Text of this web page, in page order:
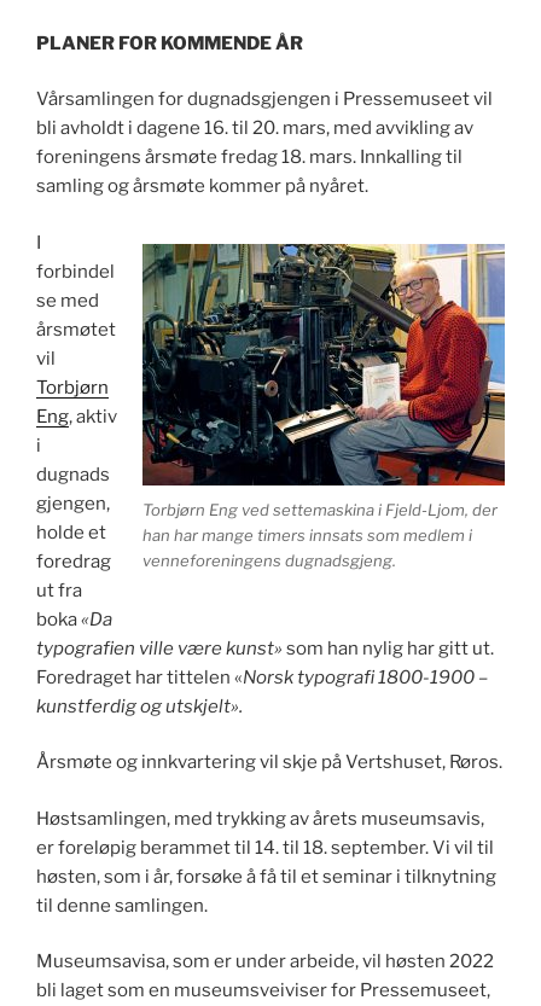
PLANER FOR KOMMENDE ÅR
Vårsamlingen for dugnadsgjengen i Pressemuseet vil
bli avholdt i dagene 16. til 20. mars, med avvikling av
foreningens årsmøte fredag 18. mars. Innkalling til
samling og årsmøte kommer på nyåret.
Torbjørn Eng ved settemaskina i Fjeld-Ljom, der
han har mange timers innsats som medlem i
venneforeningens dugnadsgjeng.
I
forbindel
se med
årsmøtet
vil
Torbjørn
Eng, aktiv
i
dugnads
gjengen,
holde et
foredrag
ut fra
boka«Da
typografien ville være kunst» som han nylig har gitt ut.
Foredraget har tittelen «Norsk typografi 1800-1900 –
kunstferdig og utskjelt».
Årsmøte og innkvartering vil skje på Vertshuset, Røros.
Høstsamlingen, med trykking av årets museumsavis,
er foreløpig berammet til 14. til 18. september. Vi vil til
høsten, som i år, forsøke å få til et seminar i tilknytning
til denne samlingen.
Museumsavisa, som er under arbeide, vil høsten 2022
bli laget som en museumsveiviser for Pressemuseet,